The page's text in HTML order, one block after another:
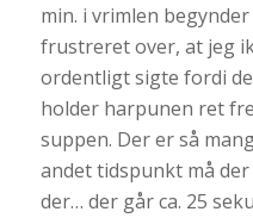
min. i vrimlen
frustreret over, at jeg
ordentligt sigte fordi
holder harpunen ret
suppen. Der er så
andet tidspunkt må
der… der går ca. 25